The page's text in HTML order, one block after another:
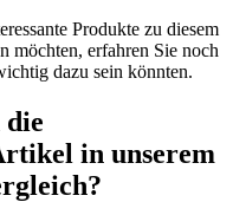
Produkte zu diesem
möchten, erfahren Sie noch
dazu sein könnten.
in unserem